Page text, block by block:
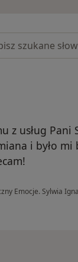
w opiniach
z usług Pani
i było mi
Emocje. Sylwia